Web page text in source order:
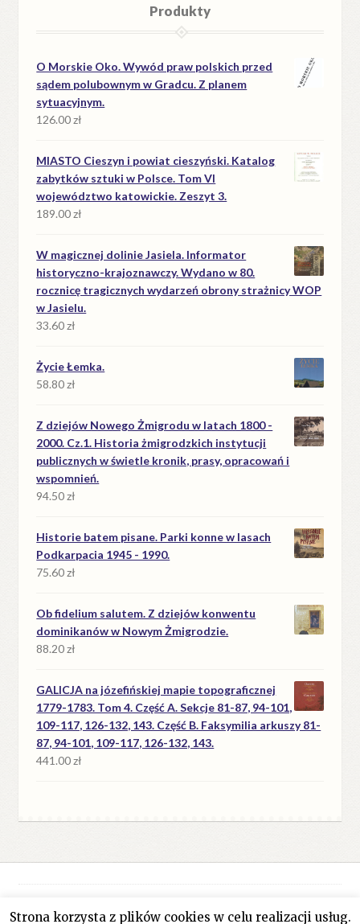
Produkty
O Morskie Oko. Wywód praw polskich przed
sądem polubownym w Gradcu. Z planem
sytuacyjnym.
126.00zł
MIASTO Cieszyn i powiat cieszyński. Katalog
zabytków sztuki w Polsce. Tom VI
województwo katowickie. Zeszyt 3.
189.00zł
W magicznej dolinie Jasiela. Informator
historyczno-krajoznawczy. Wydano w 80.
rocznicę tragicznych wydarzeń obrony strażnicy WOP
w Jasielu.
33.60zł
Życie Łemka.
58.80zł
Z dziejów Nowego Żmigrodu w latach 1800 -
2000. Cz.1. Historia żmigrodzkich instytucji
publicznych w świetle kronik, prasy, opracowań i
wspomnień.
94.50zł
Historie batem pisane. Parki konne w lasach
Podkarpacia 1945 - 1990.
75.60zł
Ob fidelium salutem. Z dziejów konwentu
dominikanów w Nowym Żmigrodzie.
88.20zł
GALICJA na józefińskiej mapie topograficznej
1779-1783. Tom 4. Część A. Sekcje 81-87, 94-101,
109-117, 126-132, 143. Część B. Faksymilia arkuszy 81-
87, 94-101, 109-117, 126-132, 143.
441.00zł
Strona korzysta z plików cookies w celu realizacji usług.